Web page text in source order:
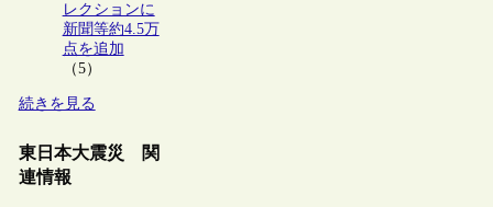
レクションに
新聞等約4.5万
点を追加
（5）
続きを見る
東日本大震災 関
連情報